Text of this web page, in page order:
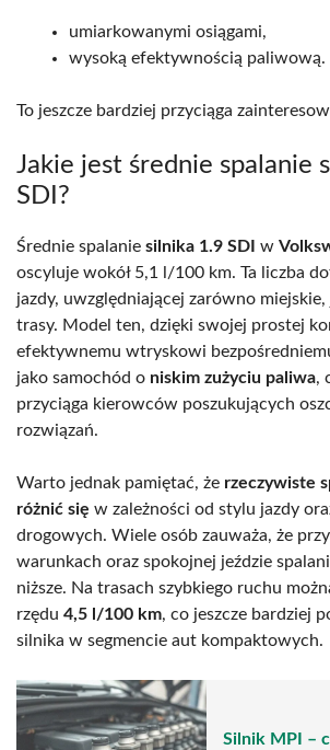
umiarkowanymi osiągami,
wysoką efektywnością paliwową.
To jeszcze bardziej przyciąga
Jakie jest średnie spalanie
SDI?
Średnie spalanie silnika 1.9 SDI w
oscyluje wokół 5,1 l/100 km. Ta liczba
jazdy, uwzględniającej zarówno
trasy. Model ten, dzięki swojej prostej
efektywnemu wtryskowi
jako samochód o niskim zużyciu paliwa,
przyciąga kierowców poszukujących
rozwiązań.
Warto jednak pamiętać, że rzeczywiste
różnić się w zależności od stylu jazdy
drogowych. Wiele osób zauważa, że
warunkach oraz spokojnej jeździe
niższe. Na trasach szybkiego ruchu
rzędu 4,5 l/100 km, co jeszcze bardziej
silnika w segmencie aut kompaktowych.
Silnik MPI –